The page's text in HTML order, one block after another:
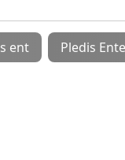
ent Pledis